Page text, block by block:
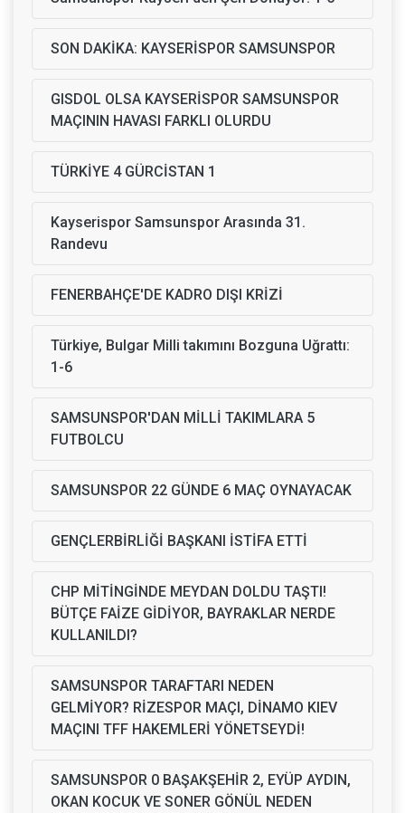
SON DAKİKA: KAYSERİSPOR SAMSUNSPOR
GISDOL OLSA KAYSERİSPOR SAMSUNSPOR
MAÇININ HAVASI FARKLI OLURDU
TÜRKİYE 4 GÜRCİSTAN 1
Kayserispor Samsunspor Arasında 31.
Randevu
FENERBAHÇE'DE KADRO DIŞI KRİZİ
Türkiye, Bulgar Milli takımını Bozguna Uğrattı:
1-6
SAMSUNSPOR'DAN MİLLİ TAKIMLARA 5
FUTBOLCU
SAMSUNSPOR 22 GÜNDE 6 MAÇ OYNAYACAK
GENÇLERBİRLİĞİ BAŞKANI İSTİFA ETTİ
CHP MİTİNGİNDE MEYDAN DOLDU TAŞTI!
BÜTÇE FAİZE GİDİYOR, BAYRAKLAR NERDE
KULLANILDI?
SAMSUNSPOR TARAFTARI NEDEN
GELMİYOR? RİZESPOR MAÇI, DİNAMO KIEV
MAÇINI TFF HAKEMLERİ YÖNETSEYDİ!
SAMSUNSPOR 0 BAŞAKŞEHİR 2, EYÜP AYDIN,
OKAN KOCUK VE SONER GÖNÜL NEDEN